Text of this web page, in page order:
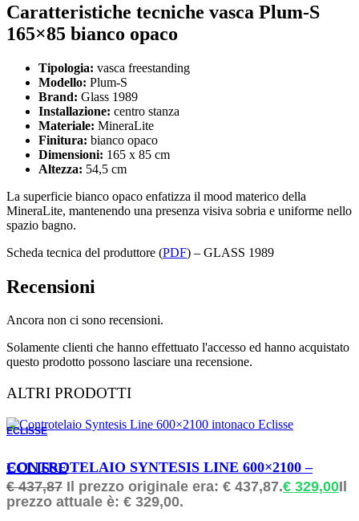
Caratteristiche tecniche vasca Plum-S
165×85 bianco opaco
Tipologia: vasca freestanding
Modello: Plum-S
Brand: Glass 1989
Installazione: centro stanza
Materiale: MineraLite
Finitura: bianco opaco
Dimensioni: 165 x 85 cm
Altezza: 54,5 cm
La superficie bianco opaco enfatizza il mood materico della
MineraLite, mantenendo una presenza visiva sobria e uniforme nello
spazio bagno.
Scheda tecnica del produttore (PDF) – GLASS 1989
Recensioni
Ancora non ci sono recensioni.
Solamente clienti che hanno effettuato l'accesso ed hanno acquistato
questo prodotto possono lasciare una recensione.
ALTRI PRODOTTI
ECLISSE
ORDINABILE
CONTROTELAIO SYNTESIS LINE 600×2100 – ECLISSE
€437,87 Il prezzo originale era: € 437,87.€ 329,00Il
prezzo attuale è: € 329,00.